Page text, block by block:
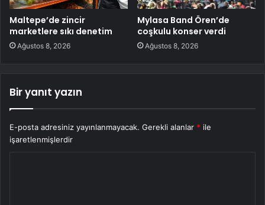
Maltepe’de zincir
marketlere sıkı denetim
Ağustos 8, 2026
Mylasa Band Ören’de
coşkulu konser verdi
Ağustos 8, 2026
Bir yanıt yazın
E-posta adresiniz yayınlanmayacak. Gerekli alanlar * ile
işaretlenmişlerdir